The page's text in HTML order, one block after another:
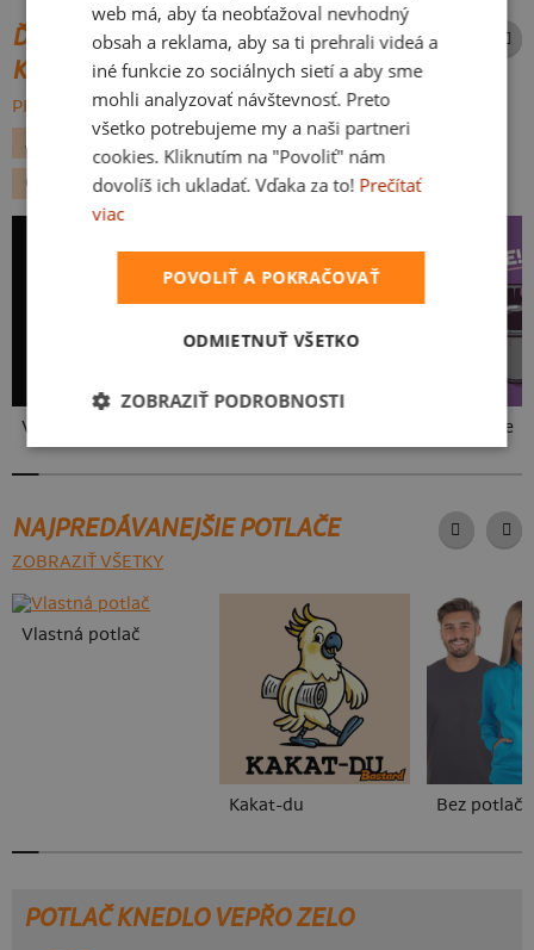
ĎALŠIE POTLAČE Z ROVNAKEJ
KATEGÓRIE
PREHĽADÁVAŤ VŠETKO:
ALKOHOL
LÁSKA JEDLO
PIVO
ČESKÁ REPUBLIKA
MÄSIARI
V presse Vo forme
NAJPREDÁVANEJŠIE POTLAČE
ZOBRAZIŤ VŠETKY
Vlastná potlač
Kakat-du Bez potlače
POTLAČ KNEDLO VEPŘO ZELO
web má, aby ťa neobťažoval nevhodný
obsah a reklama, aby sa ti prehrali videá a
iné funkcie zo sociálnych sietí a aby sme
mohli analyzovať návštevnosť. Preto
všetko potrebujeme my a naši partneri
cookies. Kliknutím na "Povoliť" nám
dovolíš ich ukladať. Vďaka za to! Prečítať
viac
POVOLIŤ A POKRAČOVAŤ
ODMIETNUŤ VŠETKO
ZOBRAZIŤ PODROBNOSTI